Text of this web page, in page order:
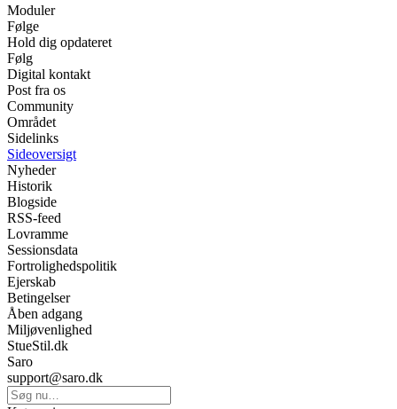
Moduler
Følge
Hold dig opdateret
Følg
Digital kontakt
Post fra os
Community
Området
Sidelinks
Sideoversigt
Nyheder
Historik
Blogside
RSS-feed
Lovramme
Sessionsdata
Fortrolighedspolitik
Ejerskab
Betingelser
Åben adgang
Miljøvenlighed
StueStil.dk
Saro
support@saro.dk